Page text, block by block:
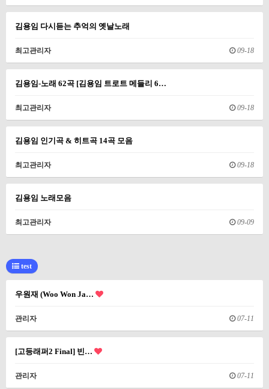
김용임 다시듣는 추억의 옛날노래
최고관리자 09-18
김용임-노래 62곡 [김용임 트로트 메들리 6…
최고관리자 09-18
김용임 인기곡 & 히트곡 14곡 모음
최고관리자 09-18
김용임 노래모음
최고관리자 09-09
test
우원재 (Woo Won Ja…
관리자 07-11
[고등래퍼2 Final] 빈…
관리자 07-11